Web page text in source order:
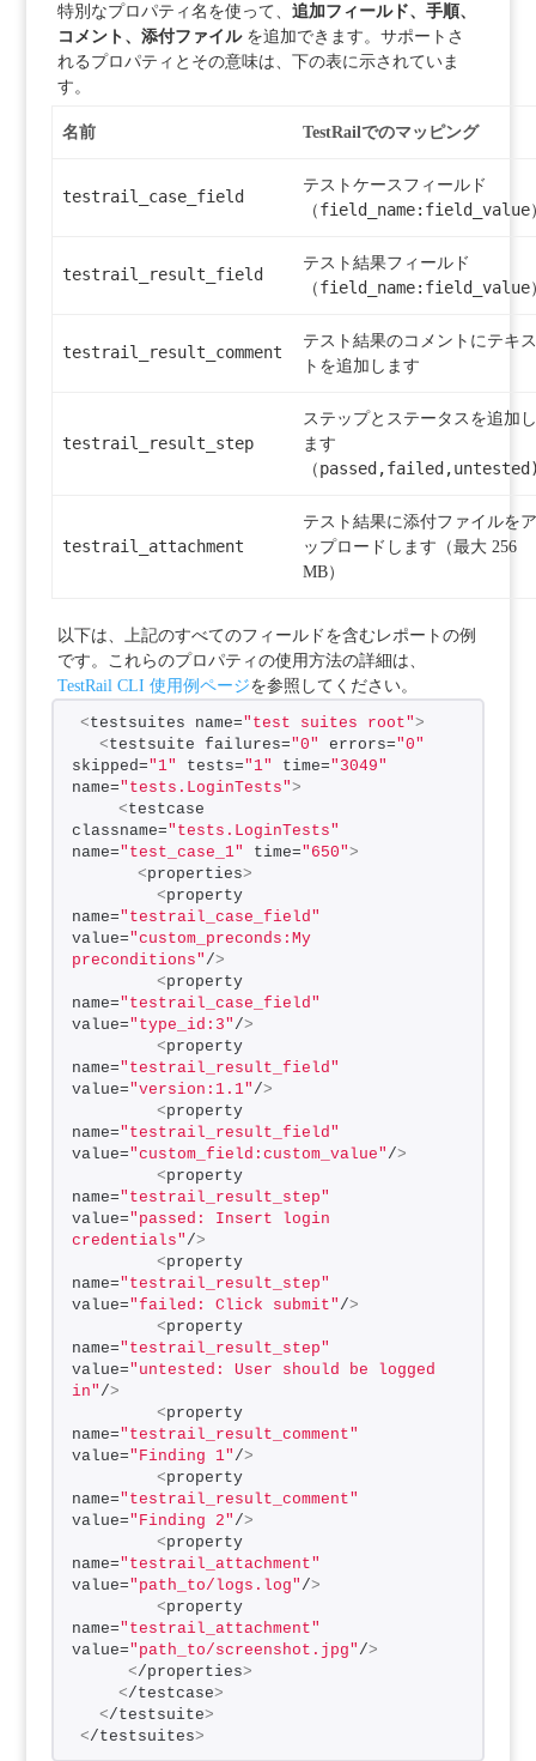
特別なプロパティ名を使って、 追加フィールド、手順、
コメント、添付ファイル を追加できます。サポートさ
れるプロパティとその意味は、下の表に示されていま
す。
名前 TestRailでのマッピング
testrail_case_field
テストケースフィールド
（ field_name:field_value
testrail_result_field
テスト結果フィールド
（ field_name:field_value
testrail_result_comment
テスト結果のコメントにテキス
トを追加します
testrail_result_step
ステップとステータスを追加し
ます
（ passed,failed,
testrail_attachment
テスト結果に添付ファイルをア
ップロードします（最大 256
MB）
以下は、上記のすべてのフィールドを含むレポートの例
です。 これらのプロパティの使用方法の詳細は、
TestRail CLI 使用例ページを参照してください。
<testsuites name="test suites root">
<testsuite failures="0" errors="0"
skipped="1" tests="1" time="3049"
name="tests.LoginTests">
<testcase
classname="tests.LoginTests"
name="test_case_1" time="650">
<properties>
<property
name="testrail_case_field"
value="custom_preconds:My
preconditions" />
<property
name="testrail_case_field"
value="type_id:3" />
<property
name="testrail_result_field"
value="version:1.1" />
<property
name="testrail_result_field"
value="custom_field:custom_value" />
<property
name="testrail_result_step"
value="passed: Insert login
credentials" />
<property
name="testrail_result_step"
value="failed: Click submit" />
<property
name="testrail_result_step"
value="untested: User should be logged
in" />
<property
name="testrail_result_comment"
value="Finding 1" />
<property
name="testrail_result_comment"
value="Finding 2" />
<property
name="testrail_attachment"
value="path_to/logs.log" />
<property
name="testrail_attachment"
value="path_to/screenshot.jpg" />
</properties>
</testcase>
</testsuite>
</testsuites>